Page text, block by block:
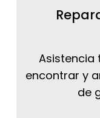
Asistencia
encontrar y
de